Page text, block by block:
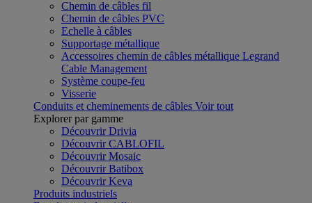
Chemin de câbles fil
Chemin de câbles PVC
Echelle à câbles
Supportage métallique
Accessoires chemin de câbles métallique Legrand
Cable Management
Système coupe-feu
Visserie
Conduits et cheminements de câbles Voir tout
Explorer par gamme
Découvrir Drivia
Découvrir CABLOFIL
Découvrir Mosaic
Découvrir Batibox
Découvrir Keva
Produits industriels